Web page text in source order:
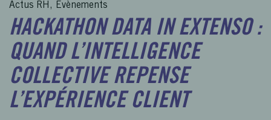
Actus RH, Evènements
HACKATHON DATA IN EXTENSO :
QUAND L’INTELLIGENCE
COLLECTIVE REPENSE
L’EXPÉRIENCE CLIENT